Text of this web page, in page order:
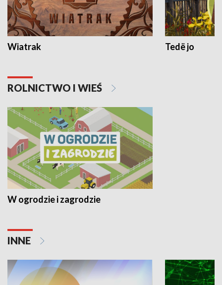
Wiatrak Tedë jo
ROLNICTWO I WIEŚ
W ogrodzie i zagrodzie
INNE